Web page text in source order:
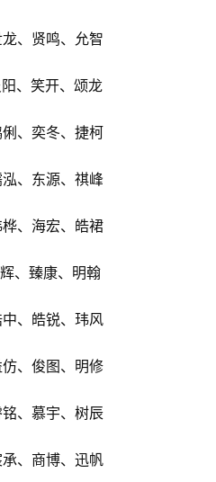
、贤鸣、允智
、笑开、颂龙
、奕冬、捷柯
、东源、祺峰
、海宏、皓裙
、臻康、明翰
、皓锐、玮风
、俊图、明修
、慕宇、树辰
、商博、迅帆